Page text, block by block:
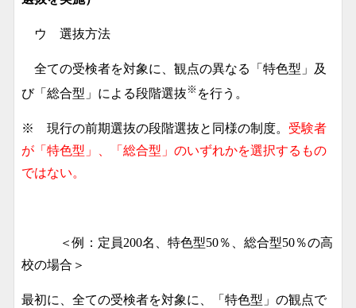
ウ 選抜方法
全ての受検者を対象に、観点の異なる「特色型」及
び「総合型」による段階選抜 ※ を行う。
※ 現行の前期選抜の段階選抜と同様の制度。 受験者
が「特色型」、「総合型」のいずれかを選択するもの
ではない。
＜例：定員200名、特色型50％、総合型50％の高
校の場合＞
最初に、全ての受検者を対象に、「特色型」の観点で